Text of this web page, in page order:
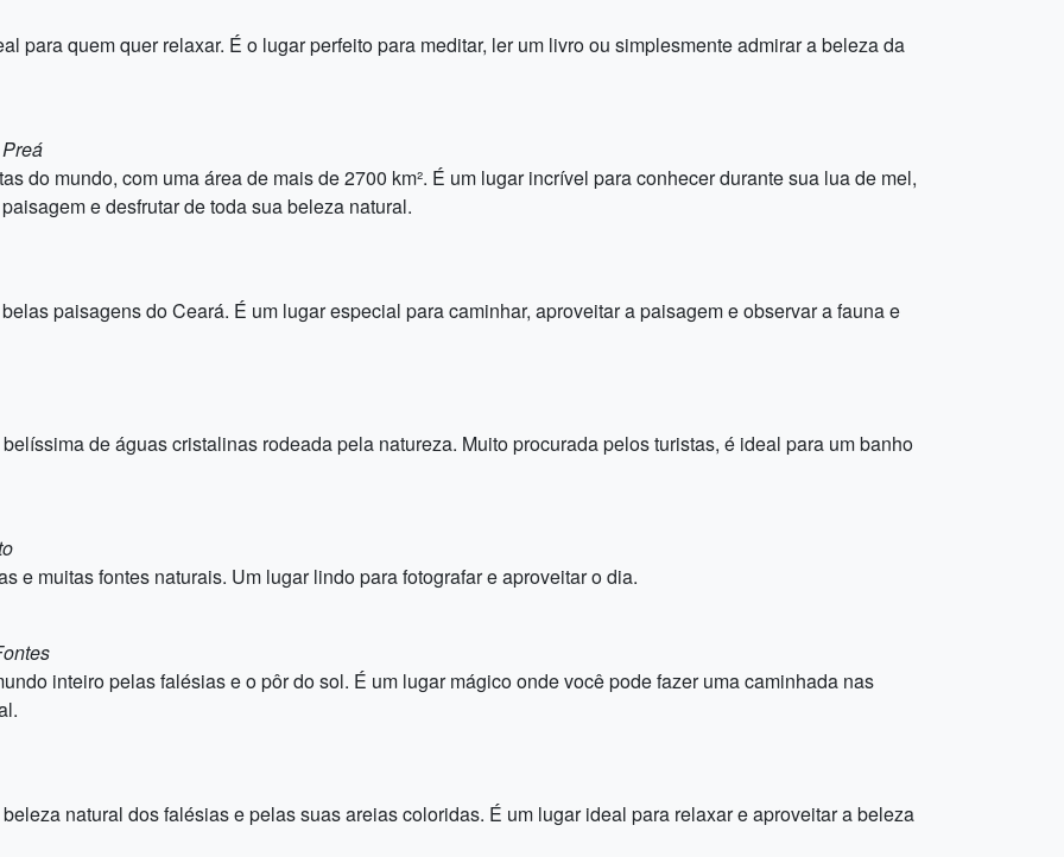
para quem quer relaxar. É o lugar perfeito para meditar, ler um livro ou simplesmente admirar a beleza da
do mundo, com uma área de mais de 2700 km². É um lugar incrível para conhecer durante sua lua de mel,
e desfrutar de toda sua beleza natural.
paisagens do Ceará. É um lugar especial para caminhar, aproveitar a paisagem e observar a fauna e
de águas cristalinas rodeada pela natureza. Muito procurada pelos turistas, é ideal para um banho
e muitas fontes naturais. Um lugar lindo para fotografar e aproveitar o dia.
inteiro pelas falésias e o pôr do sol. É um lugar mágico onde você pode fazer uma caminhada nas
natural dos falésias e pelas suas areias coloridas. É um lugar ideal para relaxar e aproveitar a beleza